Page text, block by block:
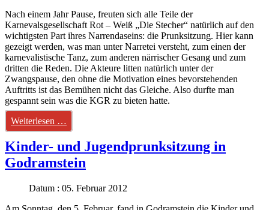
Nach einem Jahr Pause, freuten sich alle Teile der
Karnevalsgesellschaft Rot – Weiß „Die Stecher“ natürlich auf den
wichtigsten Part ihres Narrendaseins: die Prunksitzung. Hier kann
gezeigt werden, was man unter Narretei versteht, zum einen der
karnevalistische Tanz, zum anderen närrischer Gesang und zum
dritten die Reden. Die Akteure litten natürlich unter der
Zwangspause, den ohne die Motivation eines bevorstehenden
Auftritts ist das Bemühen nicht das Gleiche. Also durfte man
gespannt sein was die KGR zu bieten hatte.
Weiterlesen …
Kinder- und Jugendprunksitzung in
Godramstein
Datum : 05. Februar 2012